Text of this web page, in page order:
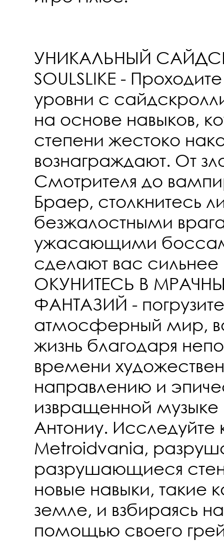
УНИКАЛЬНЫЙ
SOULSLIKE -
уровни с
на основе навыков,
степени жестоко
вознаграждают. От
Смотрителя до
Браер, столкнитесь
безжалостными
ужасающими
сделают вас
ОКУНИТЕСЬ В
ФАНТАЗИЙ -
атмосферный мир,
жизнь благодаря
времени
направлению и
извращенной музыке
Антониу. Исследуйте
Metroidvania,
разрушающиеся
новые навыки, такие
земле, и взбираясь
помощью своего